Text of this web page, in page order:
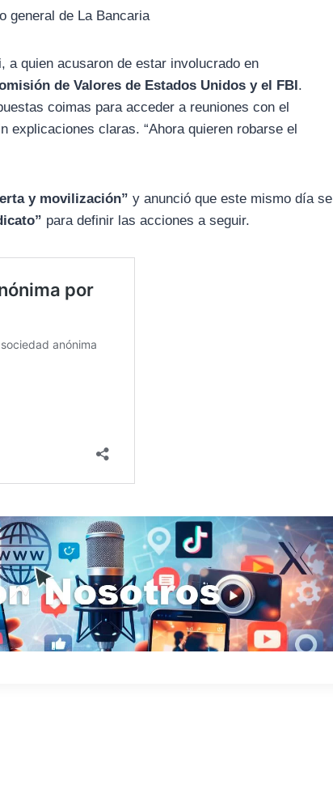
general de La Bancaria
quien acusaron de estar involucrado en
de Valores de Estados Unidos y el FBI.
coimas para acceder a reuniones con el
explicaciones claras. “Ahora quieren robarse el
y movilización” y anunció que este mismo día se
para definir las acciones a seguir.